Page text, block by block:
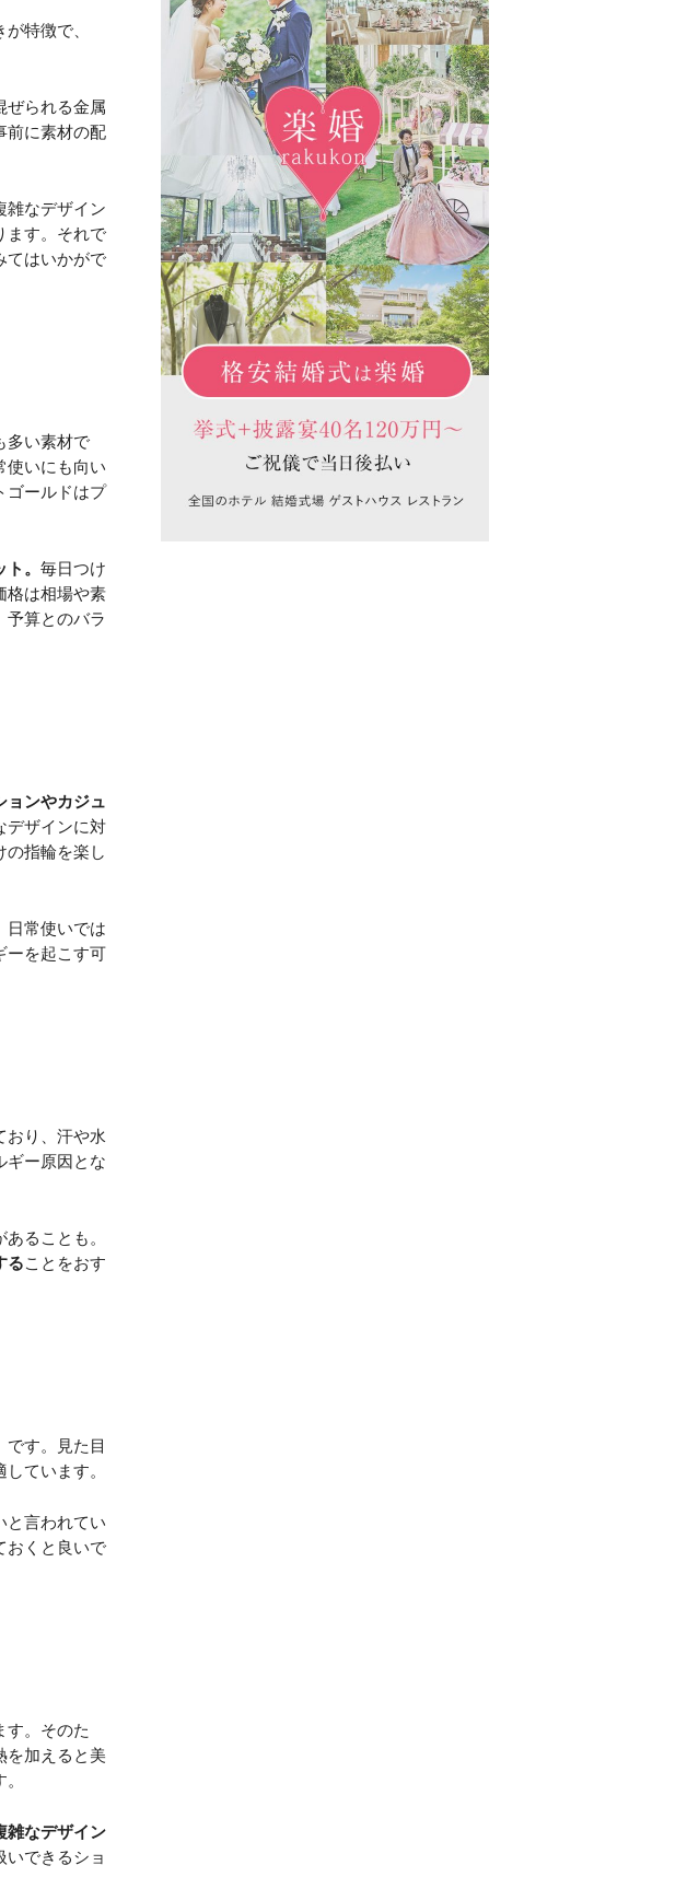
特徴で、
ぜられる金属
前に素材の配
雑なデザイン
ます。それで
てはいかがで
多い素材で
使いにも向い
ゴールドはプ
。 毎日つけ
格は相場や素
予算とのバラ
ョンやカジュ
デザインに対
の指輪を楽し
日常使いでは
ーを起こす可
おり、汗や水
ギー原因とな
ることも。
ることをおす
です。見た目
ています。
と言われてい
おくと良いで
す。そのた
を加えると美
雑なデザイン
いできるショ